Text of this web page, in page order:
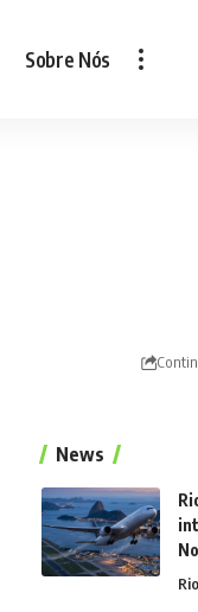
Sobre Nós
News